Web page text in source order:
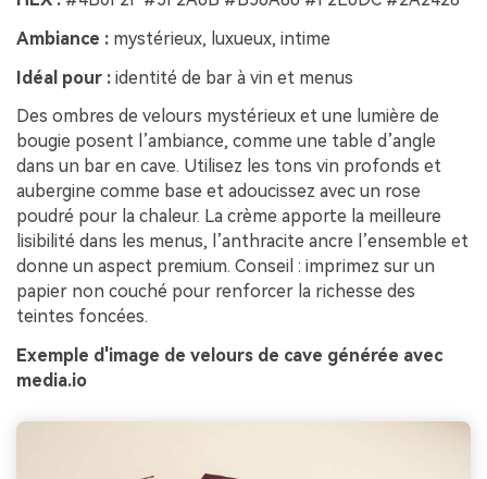
Ambiance : mystérieux, luxueux, intime
Idéal pour : identité de bar à vin et menus
Des ombres de velours mystérieux et une lumière de
bougie posent l’ambiance, comme une table d’angle
dans un bar en cave. Utilisez les tons vin profonds et
aubergine comme base et adoucissez avec un rose
poudré pour la chaleur. La crème apporte la meilleure
lisibilité dans les menus, l’anthracite ancre l’ensemble et
donne un aspect premium. Conseil : imprimez sur un
papier non couché pour renforcer la richesse des
teintes foncées.
Exemple d'image de velours de cave générée avec
media.io